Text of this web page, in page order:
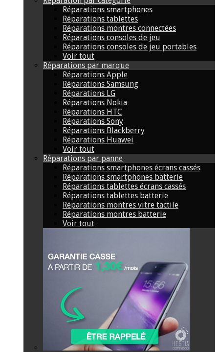
Réparations smartphones
Réparations tablettes
Réparations montres connectées
Réparations consoles de jeu
Réparations consoles de jeu portables
Voir tout
Réparations par marque
Réparations Apple
Réparations Samsung
Réparations LG
Réparations Nokia
Réparations HTC
Réparations Sony
Réparations Blackberry
Réparations Huawei
Voir tout
Réparations par panne
Réparations smartphones écrans cassés
Réparations smartphones batterie
Réparations tablettes écrans cassés
Réparations tablettes batterie
Réparations montres vitre tactile
Réparations montres batterie
Voir tout